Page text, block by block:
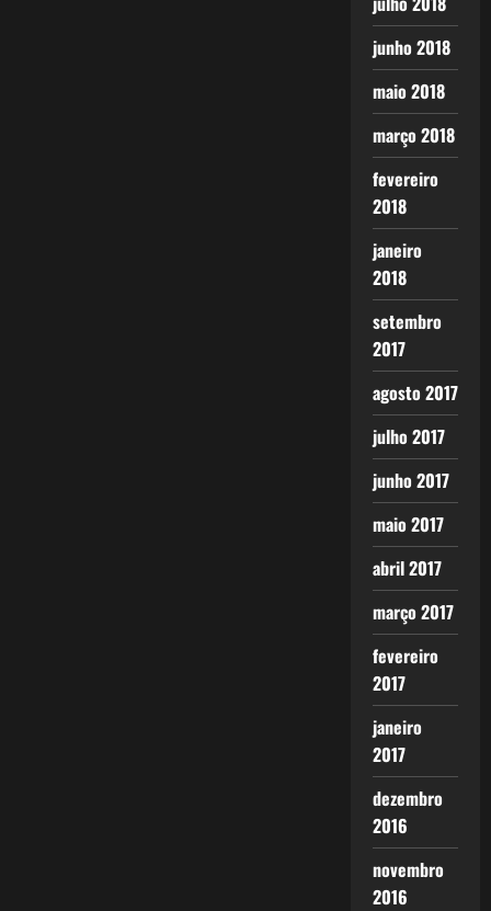
junho 2018
maio 2018
março 2018
fevereiro
2018
janeiro
2018
setembro
2017
agosto 2017
julho 2017
junho 2017
maio 2017
abril 2017
março 2017
fevereiro
2017
janeiro
2017
dezembro
2016
novembro
2016